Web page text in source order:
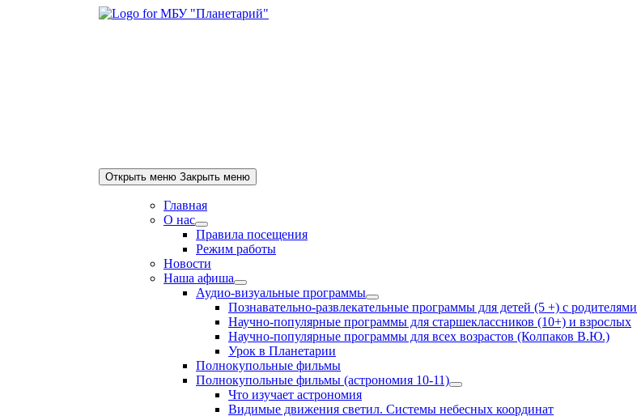
Skip
Открыть меню Закрыть меню
Главная
О нас
Show
sub
menu
Правила посещения
Режим работы
Новости
Наша афиша
Show
sub
menu
Аудио-визуальные программы
Show
sub
menu
Познавательно-развлекательные программы для детей (5 +) с родителями
Научно-популярные программы для старшеклассников (10+) и взрослых
Научно-популярные программы для всех возрастов (Колпаков В.Ю.)
Урок в Планетарии
Полнокупольные фильмы
Полнокупольные фильмы (астрономия 10-11)
Show
sub
Что изучает астрономия
Видимые движения светил. Системы небесных координат